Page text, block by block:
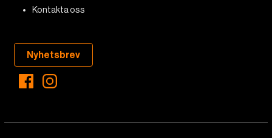
Kontakta oss
Nyhetsbrev